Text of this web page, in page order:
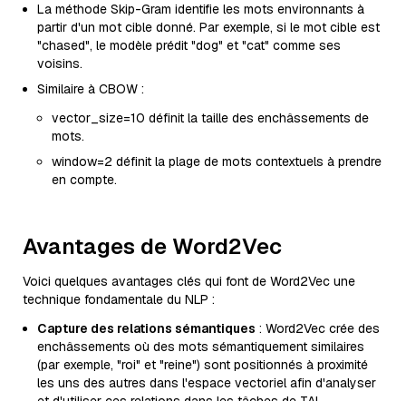
La méthode Skip-Gram identifie les mots environnants à
partir d'un mot cible donné. Par exemple, si le mot cible est
"chased", le modèle prédit "dog" et "cat" comme ses
voisins.
Similaire à CBOW :
vector_size=10 définit la taille des enchâssements de
mots.
window=2 définit la plage de mots contextuels à prendre
en compte.
Avantages de Word2Vec
Voici quelques avantages clés qui font de Word2Vec une
technique fondamentale du NLP :
Capture des relations sémantiques : Word2Vec crée des
enchâssements où des mots sémantiquement similaires
(par exemple, "roi" et "reine") sont positionnés à proximité
les uns des autres dans l'espace vectoriel afin d'analyser